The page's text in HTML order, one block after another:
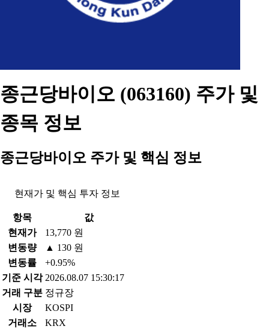
종근당바이오 (063160) 주가 및
종목 정보
종근당바이오 주가 및 핵심 정보
현재가 및 핵심 투자 정보
항목
값
현재가
13,770 원
변동량
▲ 130 원
변동률
+0.95%
기준 시각 2026.08.07 15:30:17
거래 구분 정규장
시장
KOSPI
거래소
KRX